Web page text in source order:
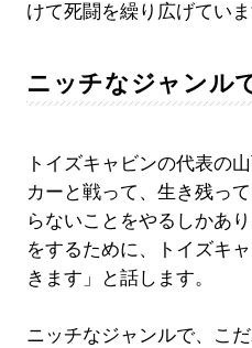
けて死闘を繰り広げていま
ニッチなジャンル
トイズキャビンの代表の
カーと戦って、生き残っ
らないことをやるしかあ
をするために、トイズキ
きます」と話します。
ニッチなジャンルで、こ